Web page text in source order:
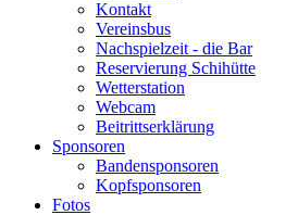
Kontakt
Vereinsbus
Nachspielzeit - die Bar
Reservierung Schihütte
Wetterstation
Webcam
Beitrittserklärung
Sponsoren
Bandensponsoren
Kopfsponsoren
Fotos